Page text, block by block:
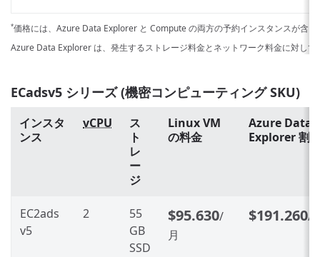
*価格には、Azure Data Explorer と Compute の両方の予約インスタンスが含ま
Azure Data Explorer は、発生するストレージ料金とネットワーク料金に対して
ECadsv5 シリーズ (機密コンピューティング SKU)
インスタ
ンス
vCPU
ス
ト
レ
ー
ジ
Linux VM
の料金
Azure Data
Explorer 割
EC2ads
v5
2
55
GB
SSD
$95.630/
月
$191.260/